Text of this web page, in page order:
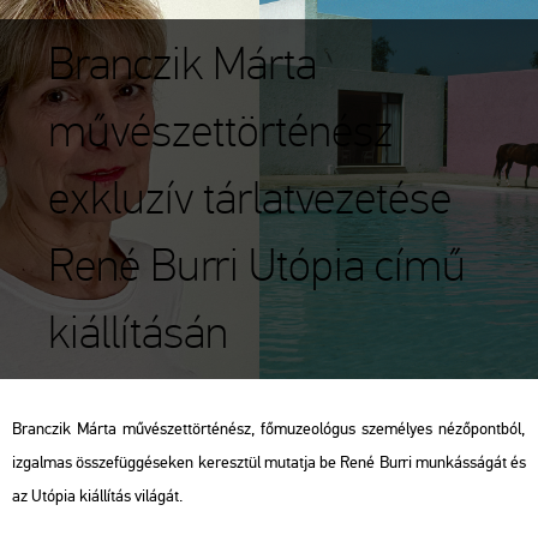
Branczik Márta
művészettörténész
exkluzív tárlatvezetése
René Burri Utópia című
kiállításán
Bran­czik Márta mű­vé­szet­tör­té­nész, fő­mu­zeo­ló­gus sze­mé­lyes né­ző­pont­ból,
iz­gal­mas össze­füg­gé­se­ken ke­resz­tül mu­tat­ja be René Burri mun­kás­sá­gát és
az Utó­pia ki­ál­lí­tás vi­lá­gát.